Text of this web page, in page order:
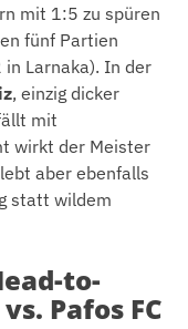
mit 1:5 zu spüren
fünf Partien
in Larnaka). In der
, einzig dicker
mit
wirkt der Meister
aber ebenfalls
statt wildem
to-
Pafos FC